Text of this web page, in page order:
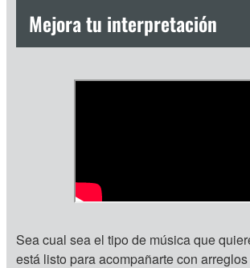
Mejora tu interpretación
Sea cual sea el tipo de música que
está listo para acompañarte con